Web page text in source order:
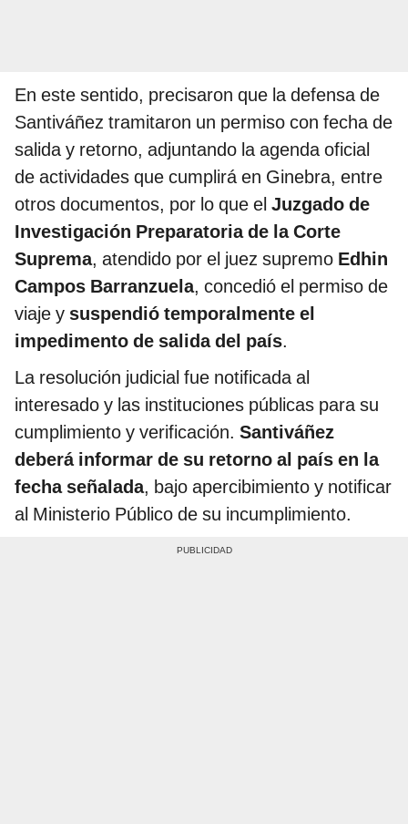
En este sentido, precisaron que la defensa de
Santiváñez tramitaron un permiso con fecha de
salida y retorno, adjuntando la agenda oficial
de actividades que cumplirá en Ginebra, entre
otros documentos, por lo que el Juzgado de
Investigación Preparatoria de la Corte
Suprema, atendido por el juez supremo Edhin
Campos Barranzuela, concedió el permiso de
viaje y suspendió temporalmente el
impedimento de salida del país.
La resolución judicial fue notificada al
interesado y las instituciones públicas para su
cumplimiento y verificación. Santiváñez
deberá informar de su retorno al país en la
fecha señalada, bajo apercibimiento y notificar
al Ministerio Público de su incumplimiento.